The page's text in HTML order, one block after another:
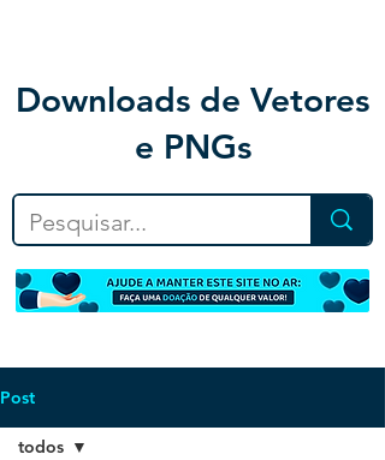
Downloads de Vetores
e PNGs
Post
todos